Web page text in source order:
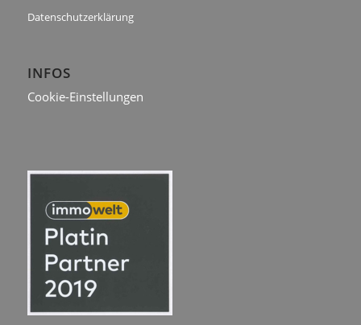
Datenschutzerklärung
INFOS
Cookie-Einstellungen